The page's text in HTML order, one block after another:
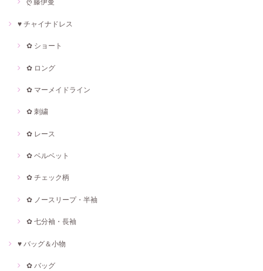
♥ チャイナドレス
✿ ショート
✿ ロング
✿ マーメイドライン
✿ 刺繍
✿ レース
✿ ベルベット
✿ チェック柄
✿ ノースリープ・半袖
✿ 七分袖・長袖
♥ バッグ＆小物
✿ バッグ